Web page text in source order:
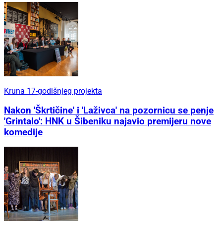
Kruna 17-godišnjeg projekta
Nakon 'Škrtičine' i 'Laživca' na pozornicu se penje
'Grintalo': HNK u Šibeniku najavio premijeru nove
komedije